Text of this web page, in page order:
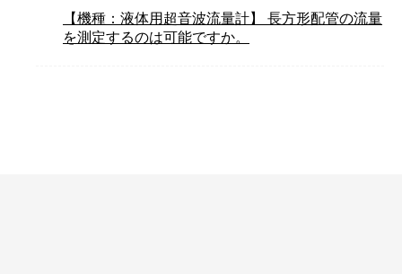
【機種：液体用超音波流量計】 長方形配管の流量
を測定するのは可能ですか。